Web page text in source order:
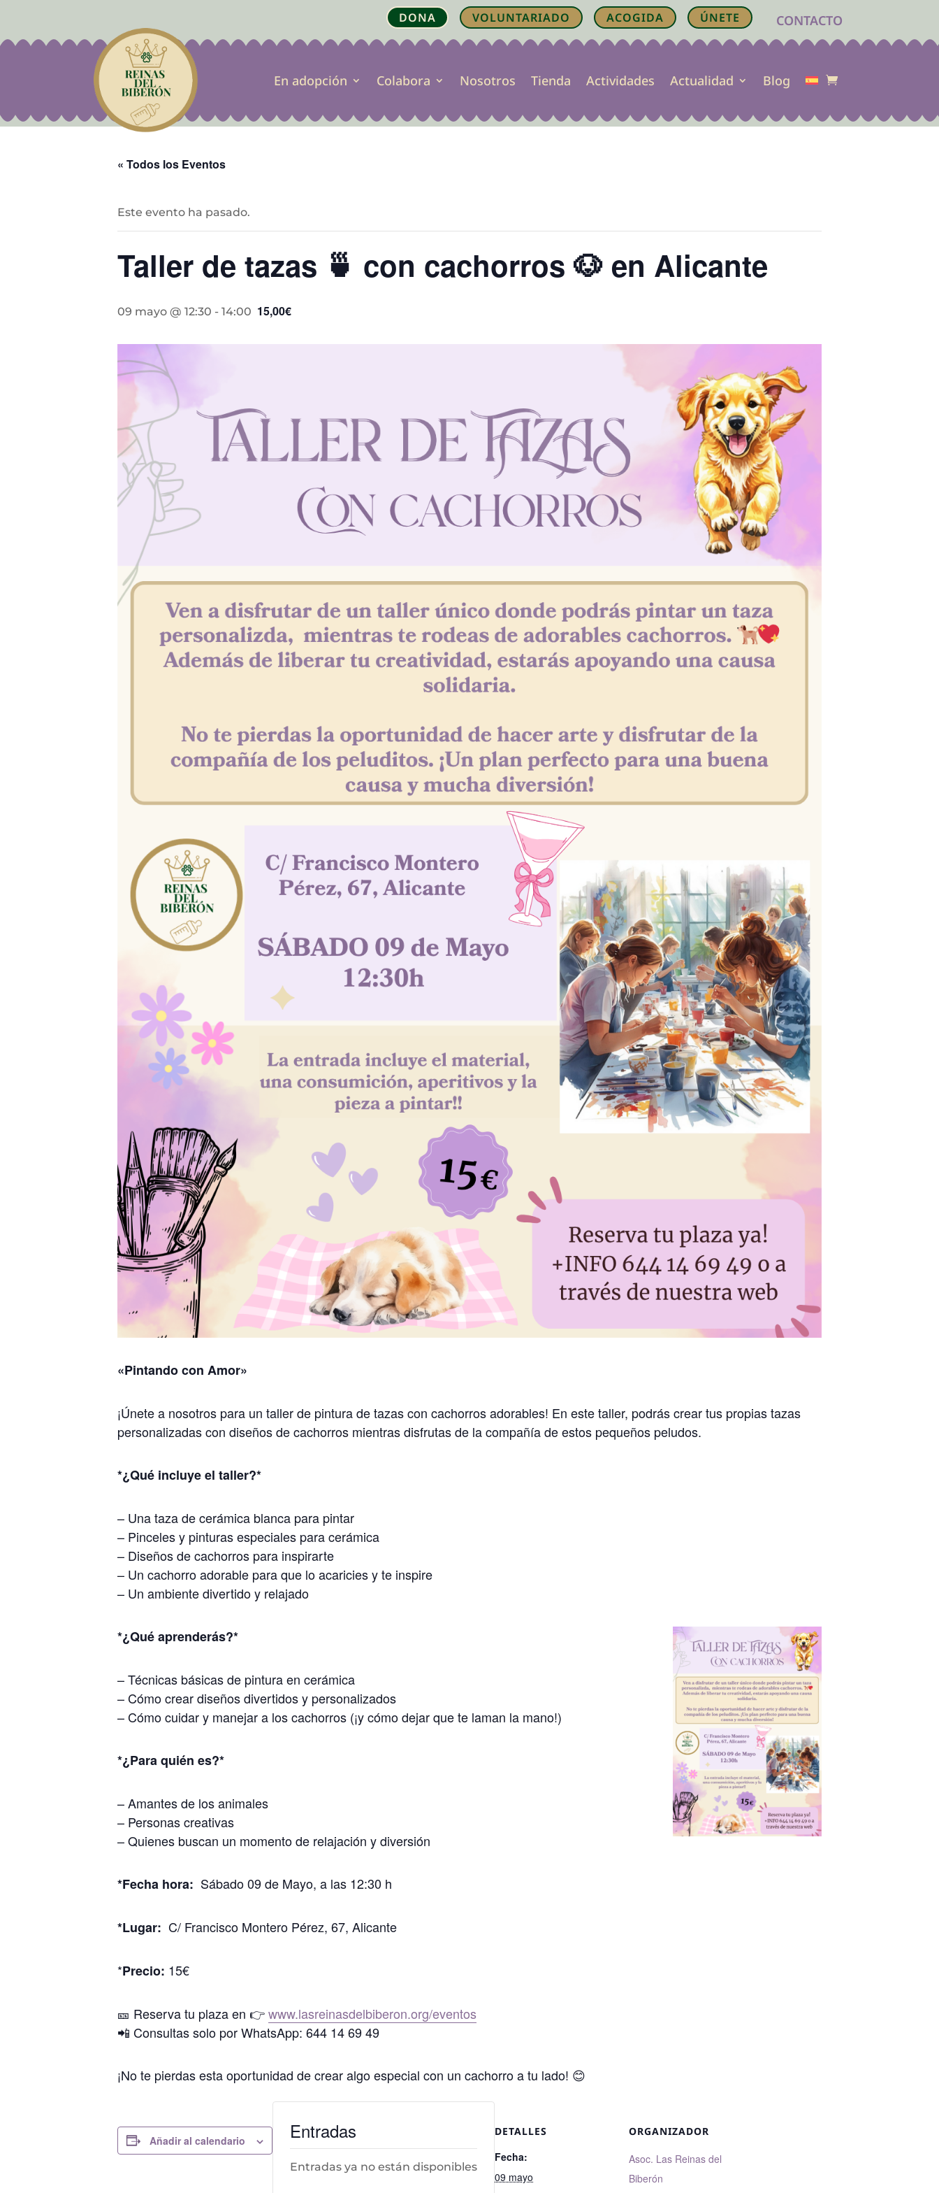
DONA VOLUNTARIADO ACOGIDA ÚNETE CONTACTO
En adopción Colabora Nosotros Tienda Actividades Actualidad Blog
« Todos los Eventos
Este evento ha pasado.
Taller de tazas 🍵 con cachorros 🐶 en Alicante
09 mayo @ 12:30 - 14:00 15,00€
«Pintando con Amor»
¡Únete a nosotros para un taller de pintura de tazas con cachorros adorables! En este taller, podrás crear tus propias tazas
personalizadas con diseños de cachorros mientras disfrutas de la compañía de estos pequeños peludos.
*¿Qué incluye el taller?*
– Una taza de cerámica blanca para pintar
– Pinceles y pinturas especiales para cerámica
– Diseños de cachorros para inspirarte
– Un cachorro adorable para que lo acaricies y te inspire
– Un ambiente divertido y relajado
*¿Qué aprenderás?*
– Técnicas básicas de pintura en cerámica
– Cómo crear diseños divertidos y personalizados
– Cómo cuidar y manejar a los cachorros (¡y cómo dejar que te laman la mano!)
*¿Para quién es?*
– Amantes de los animales
– Personas creativas
– Quienes buscan un momento de relajación y diversión
*Fecha hora: Sábado 09 de Mayo, a las 12:30 h
*Lugar: C/ Francisco Montero Pérez, 67, Alicante
*Precio: 15€
🎫 Reserva tu plaza en 👉www.lasreinasdelbiberon.org/eventos
📲 Consultas solo por WhatsApp: 644 14 69 49
¡No te pierdas esta oportunidad de crear algo especial con un cachorro a tu lado! 😊
Añadir al calendario
DETALLES
Fecha:
09 mayo
ORGANIZADOR
Asoc. Las Reinas del
Biberón
Entradas
Entradas ya no están disponibles